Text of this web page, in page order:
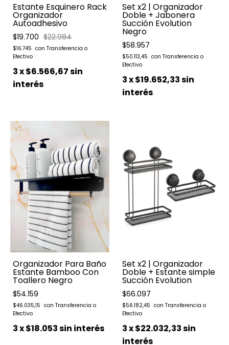
Estante Esquinero Rack
Organizador
Autoadhesivo
$19.700 $22.984
$16.745
3x$6.566,67sin
interés
Set x2 | Organizador
Doble + Jabonera
Succión Evolution
Negro
$58.957
$50.113,45
3x$19.652,33sin
interés
Organizador Para Baño
Estante Bamboo Con
Toallero Negro
$54.159
$46.035,15
3x$18.053sin interés
Set x2 | Organizador
Doble + Estante simple
Succión Evolution
$66.097
$56.182,45
3x$22.032,33sin
interés